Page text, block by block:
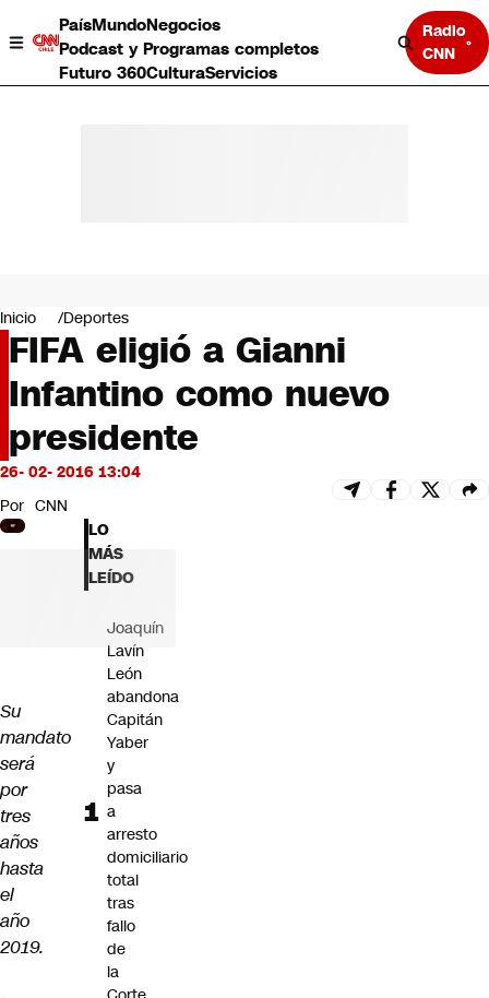
PaísMundoNegocios
Podcast y Programas completos
Futuro 360CulturaServicios
Radio
CNN
Negocios
Deportes
Programas completos
Cultura
Servicios
Bits
CNN tiempo
Futuro 360
Opinión
Inicio Deportes
FIFA eligió a Gianni
Infantino como nuevo
presidente
26- 02- 2016 13:04
Por CNN
Su
mandato
será
por
tres
años
hasta
el
año
2019.
LO
MÁS
LEÍDO
Joaquín
Lavín
León
abandona
Capitán
Yaber
y
pasa
a
arresto
domiciliario
total
tras
fallo
de
la